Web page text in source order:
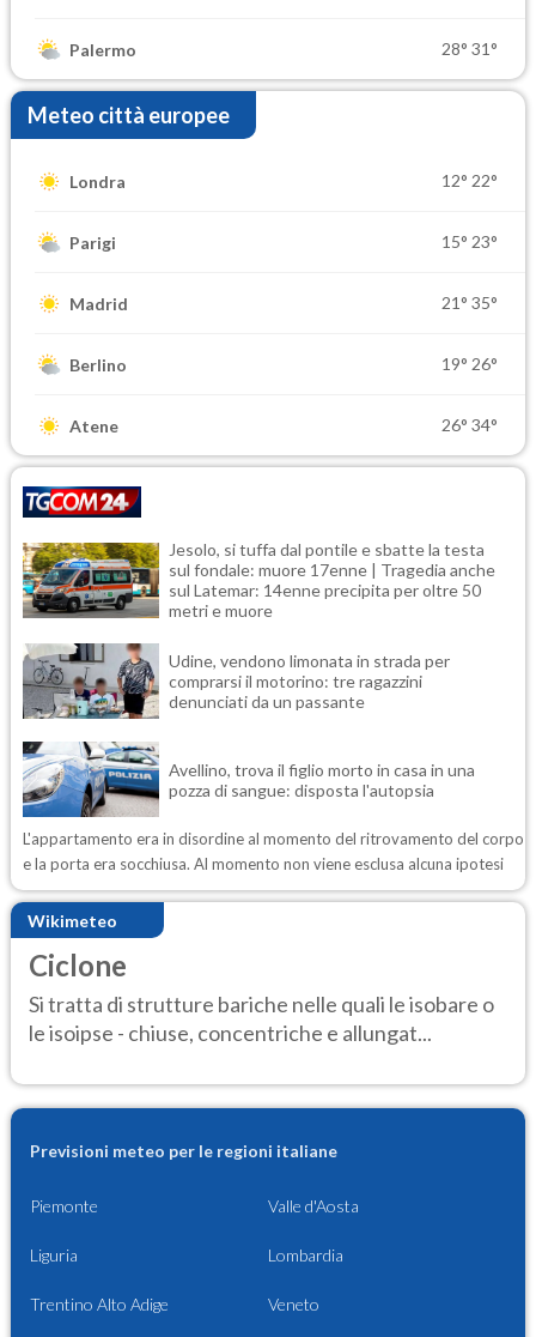
Palermo 28° 31°
Meteo città europee
Londra 12° 22°
Parigi 15° 23°
Madrid 21° 35°
Berlino 19° 26°
Atene 26° 34°
Jesolo, si tuffa dal pontile e sbatte la testa
sul fondale: muore 17enne | Tragedia anche
sul Latemar: 14enne precipita per oltre 50
metri e muore
Udine, vendono limonata in strada per
comprarsi il motorino: tre ragazzini
denunciati da un passante
Avellino, trova il figlio morto in casa in una
pozza di sangue: disposta l'autopsia
L'appartamento era in disordine al momento del ritrovamento del corpo
e la porta era socchiusa. Al momento non viene esclusa alcuna ipotesi
Wikimeteo
Ciclone
Si tratta di strutture bariche nelle quali le isobare o
le isoipse - chiuse, concentriche e allungat...
Previsioni meteo per le regioni italiane
Piemonte Valle d'Aosta
Liguria Lombardia
Trentino Alto Adige Veneto